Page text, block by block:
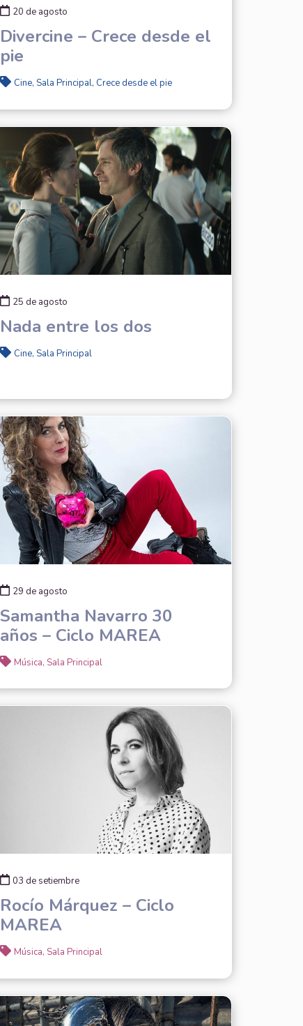
20 de agosto
Divercine – Crece desde el
pie
Cine, Sala Principal, Crece desde el pie
25 de agosto
Nada entre los dos
Cine, Sala Principal
29 de agosto
Samantha Navarro 30
años – Ciclo MAREA
Música, Sala Principal
03 de setiembre
Rocío Márquez – Ciclo
MAREA
Música, Sala Principal